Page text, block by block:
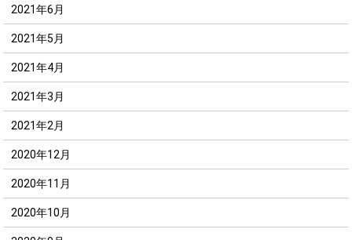
2021年6月
2021年5月
2021年4月
2021年3月
2021年2月
2020年12月
2020年11月
2020年10月